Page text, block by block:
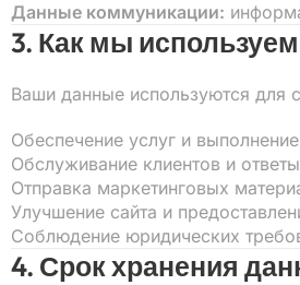
Данные коммуникации:
3. Как мы
Ваши данные используются для
Обеспечение услуг и
Обслуживание клиентов и
Отправка маркетинговых
Улучшение сайта и
Соблюдение юридических
4. Срок хранения